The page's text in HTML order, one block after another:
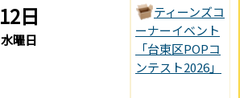
12日
水曜日
ティーンズコ
ーナーイベント
「台東区POPコ
ンテスト2026」